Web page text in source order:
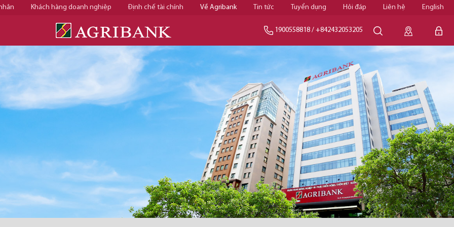
Khách hàng doanh nghiệp Định chế tài chính Về Agribank Tin tức Tuyển dụng Hỏi đáp Liên hệ English
1900558818 / +842432053205